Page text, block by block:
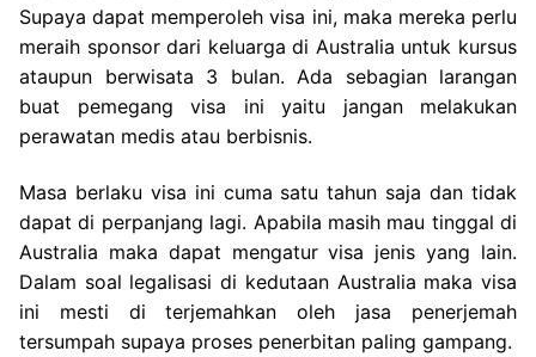
Supaya dapat memperoleh visa ini, maka mereka perlu
meraih sponsor dari keluarga di Australia untuk kursus
ataupun berwisata 3 bulan. Ada sebagian larangan
buat pemegang visa ini yaitu jangan melakukan
perawatan medis atau berbisnis.
Masa berlaku visa ini cuma satu tahun saja dan tidak
dapat di perpanjang lagi. Apabila masih mau tinggal di
Australia maka dapat mengatur visa jenis yang lain.
Dalam soal legalisasi di kedutaan Australia maka visa
ini mesti di terjemahkan oleh jasa penerjemah
tersumpah supaya proses penerbitan paling gampang.